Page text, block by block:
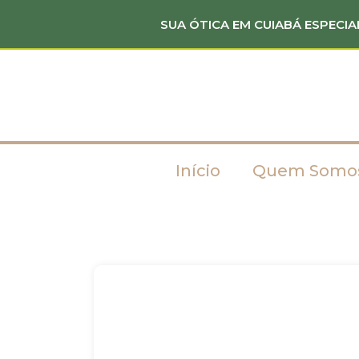
SUA ÓTICA EM CUIABÁ
Início Quem